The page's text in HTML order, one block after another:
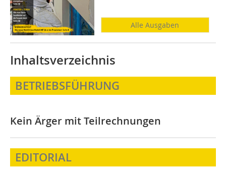
Alle Ausgaben
Inhaltsverzeichnis
BETRIEBSFÜHRUNG
Kein Ärger mit Teilrechnungen
EDITORIAL